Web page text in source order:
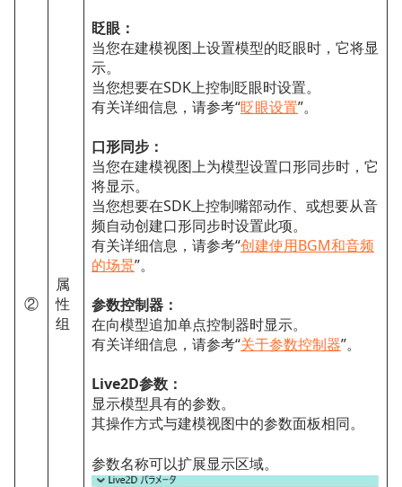
②
属
性
组
眨眼：
当您在建模视图上设置模型的眨眼时，它将显
示。
当您想要在SDK上控制眨眼时设置。
有关详细信息，请参考“眨眼设置”。
口形同步：
当您在建模视图上为模型设置口形同步时，它
将显示。
当您想要在SDK上控制嘴部动作、或想要从音
频自动创建口形同步时设置此项。
有关详细信息，请参考“创建使用BGM和音频
的场景”。
参数控制器：
在向模型追加单点控制器时显示。
有关详细信息，请参考“关于参数控制器”。
Live2D参数：
显示模型具有的参数。
其操作方式与建模视图中的参数面板相同。
参数名称可以扩展显示区域。